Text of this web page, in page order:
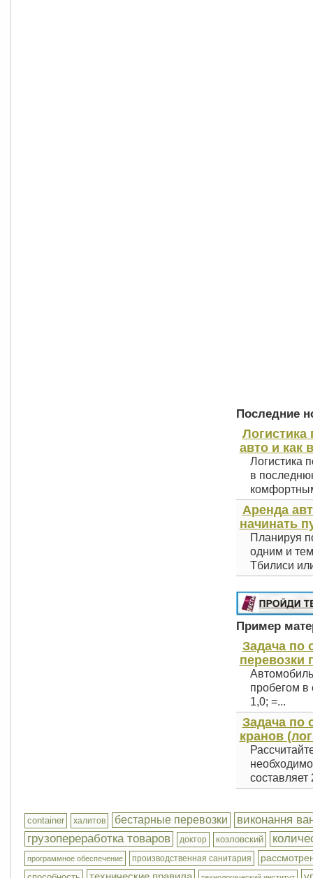
Последние
Логистика
авто и как
Логистика
в
Аренда
начинать
Планируя
одним и
Тбилиси
Пример
Задача по
перевозки
пробегом в
1,0; =...
Задача по
кранов
составляет
container xалитов бестарные перевозки
виконання
грузопереработка товаров
доктор козловский
программное обеспечение производственная санитария